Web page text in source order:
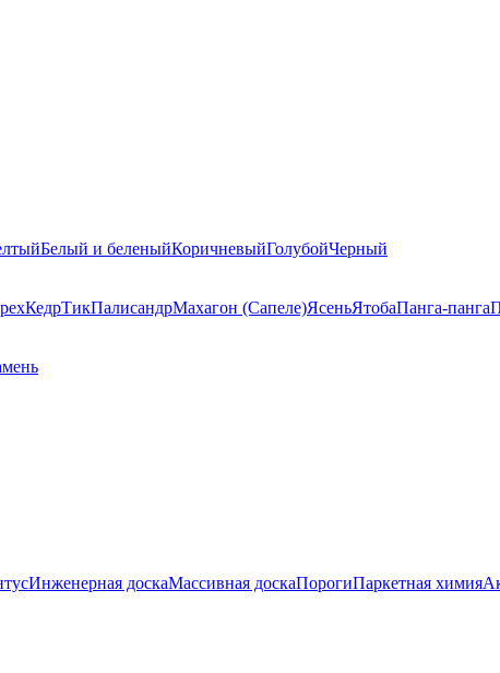
Белый и беленыйКоричневыйГолубойЧерный
КедрТикПалисандрМахагон (Сапеле)ЯсеньЯтобаПанга-панга
Инженерная доскаМассивная доскаПорогиПаркетная химия